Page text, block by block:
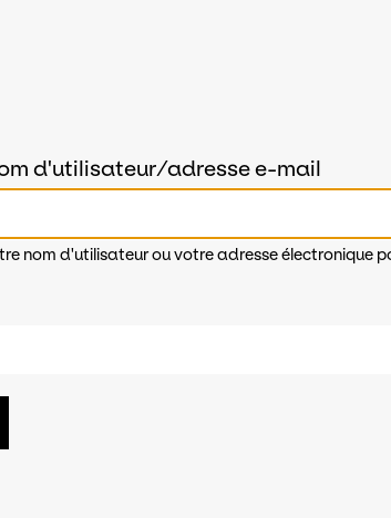
d'utilisateur/adresse e-mail
nom d'utilisateur ou votre adresse électronique